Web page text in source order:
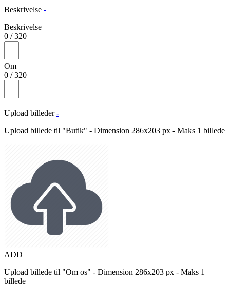
Beskrivelse -
Beskrivelse
0 /320
Om
0 /320
Upload billeder -
Upload billede til "Butik" - Dimension 286x203 px - Maks 1 billede
ADD
Upload billede til "Om os" - Dimension 286x203 px - Maks 1
billede